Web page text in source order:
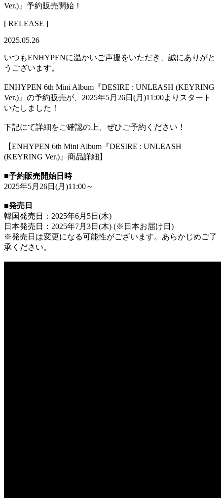
Ver.)』予約販売開始！
[ RELEASE ]
2025.05.26
いつもENHYPENに温かいご声援をいただき、誠にありがと
うございます。
ENHYPEN 6th Mini Album『DESIRE : UNLEASH (KEYRING
Ver.)』の予約販売が、2025年5月26日(月)11:00よりスタート
いたしました！
下記にて詳細をご確認の上、ぜひご予約ください！
【ENHYPEN 6th Mini Album『DESIRE : UNLEASH
(KEYRING Ver.)』商品詳細】
■予約販売開始日時
2025年5月26日(月)11:00～
■発売日
韓国発売日：2025年6月5日(木)
日本発売日：2025年7月3日(木) (※日本お届け日)
※発売日は変更になる可能性がございます。あらかじめご了
承ください。